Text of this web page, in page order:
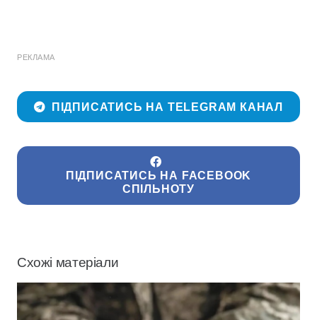
РЕКЛАМА
ПІДПИСАТИСЬ НА TELEGRAM КАНАЛ
ПІДПИСАТИСЬ НА FACEBOOK
СПІЛЬНОТУ
Схожі матеріали